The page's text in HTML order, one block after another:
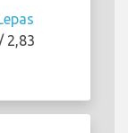
2,83